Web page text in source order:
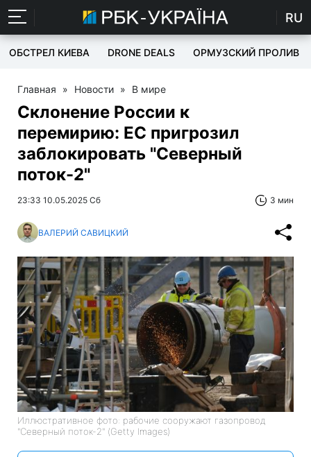
RU
ОБСТРЕЛ КИЕВА DRONE DEALS ОРМУЗСКИЙ ПРОЛИВ
Главная » Новости » В мире
Склонение России к
перемирию: ЕС пригрозил
заблокировать "Северный
поток-2"
23:33 10.05.2025 Сб 3 мин
ВАЛЕРИЙ САВИЦКИЙ
Иллюстративное фото: рабочие сооружают газопровод
"Северный поток-2" (Getty Images)